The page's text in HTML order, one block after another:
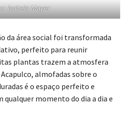
Isabela Mayer
da área social foi transformada
perfeito para reunir
plantas trazem a atmosfera
almofadas sobre o
é o espaço perfeito e
qualquer momento do dia a dia e